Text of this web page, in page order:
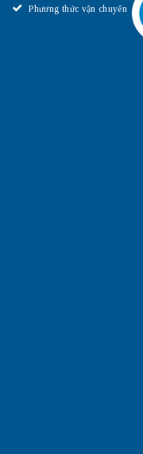
Phương thức vận chuyển